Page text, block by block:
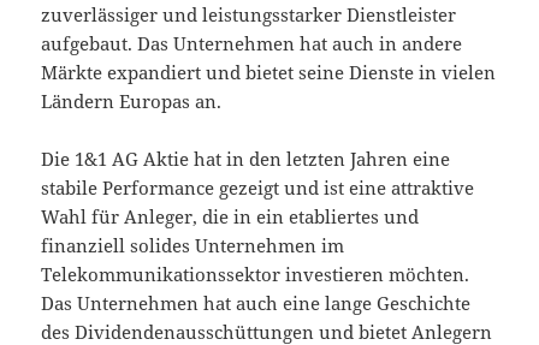
zuverlässiger und leistungsstarker Dienstleister
aufgebaut. Das Unternehmen hat auch in andere
Märkte expandiert und bietet seine Dienste in vielen
Ländern Europas an.
Die 1&1 AG Aktie hat in den letzten Jahren eine
stabile Performance gezeigt und ist eine attraktive
Wahl für Anleger, die in ein etabliertes und
finanziell solides Unternehmen im
Telekommunikationssektor investieren möchten.
Das Unternehmen hat auch eine lange Geschichte
des Dividendenausschüttungen und bietet Anlegern